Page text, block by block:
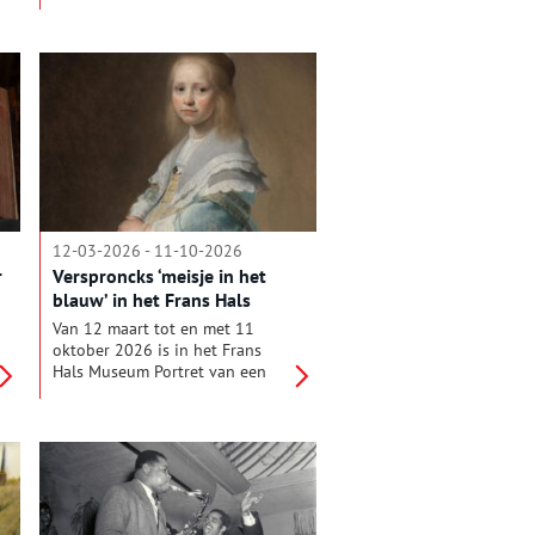
nuchtere en gedetailleerde blik
op anderhalve eeuw
ontwikkeling: van het eerste
graven in de duinen tot de
toekomstige plannen voor de
Energiehaven.
12-03-2026 - 11-10-2026
Versproncks ‘meisje in het
blauw’ in het Frans Hals
Museum
Van 12 maart tot en met 11
oktober 2026 is in het Frans
Hals Museum Portret van een
van het Rijksmuseum
Amsterdam krijgt gezelschap
van de twee portretten van haar
hoogstwaarschijnlijke ouders,